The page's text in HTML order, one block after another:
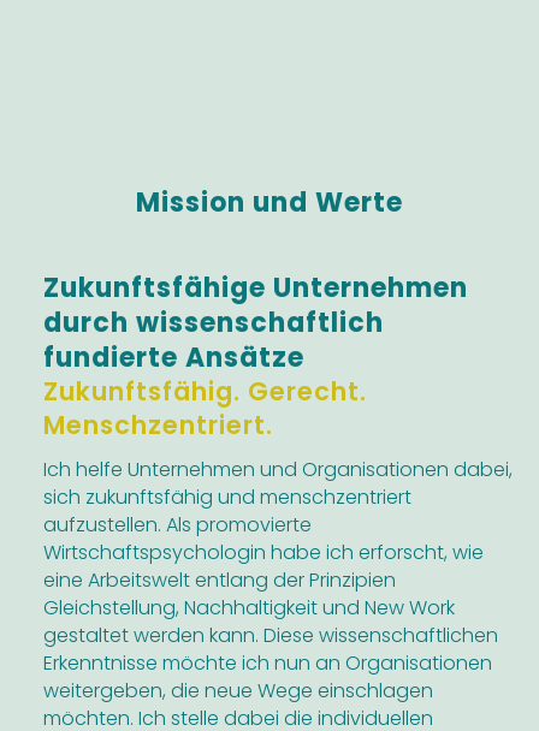
Mission und Werte
Zukunftsfähige Unternehmen
durch wissenschaftlich
fundierte Ansätze
Zukunftsfähig. Gerecht.
Menschzentriert.
Ich helfe Unternehmen und Organisationen dabei,
sich zukunftsfähig und menschzentriert
aufzustellen. Als promovierte
Wirtschaftspsychologin habe ich erforscht, wie
eine Arbeitswelt entlang der Prinzipien
Gleichstellung, Nachhaltigkeit und New Work
gestaltet werden kann. Diese wissenschaftlichen
Erkenntnisse möchte ich nun an Organisationen
weitergeben, die neue Wege einschlagen
möchten. Ich stelle dabei die individuellen